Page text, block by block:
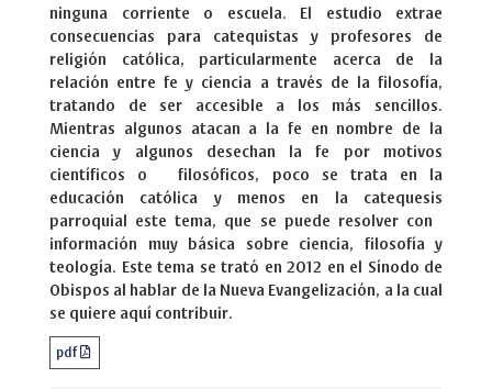
ninguna corriente o escuela. El estudio extrae
consecuencias para catequistas y profesores de
religión católica, particularmente acerca de la
relación entre fe y ciencia a través de la filosofía,
tratando de ser accesible a los más sencillos.
Mientras algunos atacan a la fe en nombre de la
ciencia y algunos desechan la fe por motivos
científicos o filosóficos, poco se trata en la
educación católica y menos en la catequesis
parroquial este tema, que se puede resolver con
información muy básica sobre ciencia, filosofía y
teología. Este tema se trató en 2012 en el Sínodo de
Obispos al hablar de la Nueva Evangelización, a la cual
se quiere aquí contribuir.
pdf